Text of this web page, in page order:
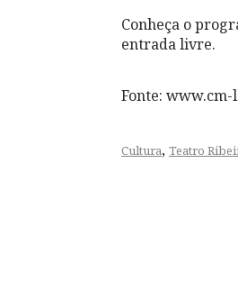
Conheça o
entrada livre.
Fonte:
Cultura, Teatro